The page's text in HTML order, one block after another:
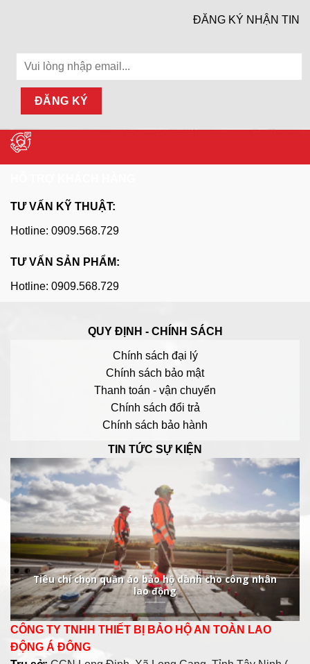
ĐĂNG KÝ NHẬN TIN
TƯ VẤN KỸ THUẬT:
Hotline: 0909.568.729
TƯ VẤN SẢN PHẨM:
Hotline: 0909.568.729
QUY ĐỊNH - CHÍNH SÁCH
Chính sách đại lý
Chính sách bảo mật
Thanh toán - vận chuyển
Chính sách đổi trả
Chính sách bảo hành
TIN TỨC SỰ KIỆN
Tiêu chí chọn quần áo bảo hộ dành cho công nhân
lao động
CÔNG TY TNHH THIẾT BỊ BẢO HỘ AN TOÀN LAO
ĐỘNG Á ĐÔNG